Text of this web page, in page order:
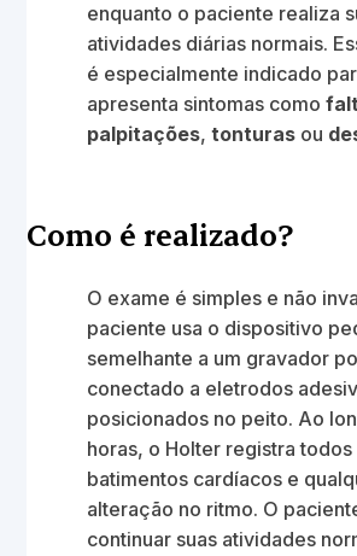
enquanto o paciente realiza
atividades diárias normais.
é especialmente indicado
apresenta sintomas como
palpitações,tonturas ou
Como é realizado?
O exame é simples e não
paciente usa o dispositivo
semelhante a um gravador
conectado a eletrodos
posicionados no peito. Ao
horas, o Holter registra todos
batimentos cardíacos e
alteração no ritmo. O
continuar suas atividades